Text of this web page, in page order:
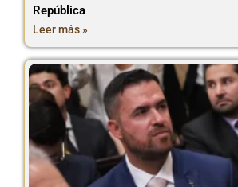
República
Leer más »